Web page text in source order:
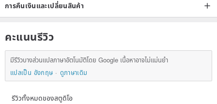
การคืนเงินและเปลี่ยนสินค้า
คะแนนรีวิว
มีรีวิวบางส่วนแปลภาษาอัตโนมัติโดย Google เนื้อหาอาจไม่แม่นยำ
แปลเป็น อังกฤษ
ดูภาษาเดิม
รีวิวทั้งหมดของสตูดิโอ